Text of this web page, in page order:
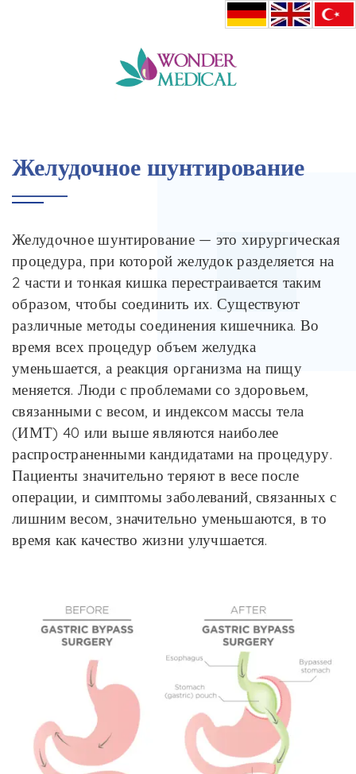
Желудочное шунтирование
Желудочное шунтирование — это хирургическая
процедура, при которой желудок разделяется на
2 части и тонкая кишка перестраивается таким
образом, чтобы соединить их. Существуют
различные методы соединения кишечника. Во
время всех процедур объем желудка
уменьшается, а реакция организма на пищу
меняется. Люди с проблемами со здоровьем,
связанными с весом, и индексом массы тела
(ИМТ) 40 или выше являются наиболее
распространенными кандидатами на процедуру.
Пациенты значительно теряют в весе после
операции, и симптомы заболеваний, связанных с
лишним весом, значительно уменьшаются, в то
время как качество жизни улучшается.